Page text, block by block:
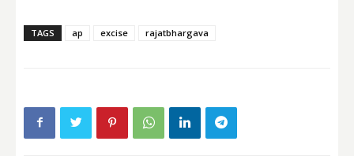
TAGS ap excise rajatbhargava